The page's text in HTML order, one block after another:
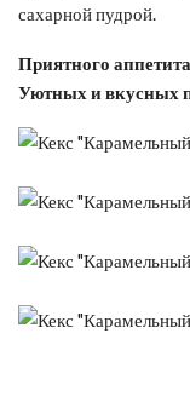
сахарной пудрой.
Приятного
Уютных и вкусных